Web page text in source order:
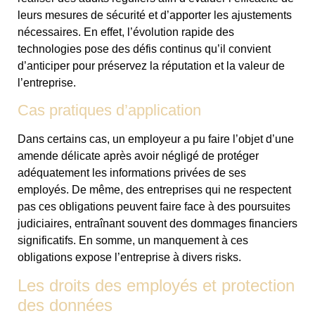
leurs mesures de sécurité et d’apporter les ajustements
nécessaires. En effet, l’évolution rapide des
technologies pose des défis continus qu’il convient
d’anticiper pour préservez la réputation et la valeur de
l’entreprise.
Cas pratiques d’application
Dans certains cas, un employeur a pu faire l’objet d’une
amende délicate après avoir négligé de protéger
adéquatement les informations privées de ses
employés. De même, des entreprises qui ne respectent
pas ces obligations peuvent faire face à des poursuites
judiciaires, entraînant souvent des dommages financiers
significatifs. En somme, un manquement à ces
obligations expose l’entreprise à divers risks.
Les droits des employés et protection
des données